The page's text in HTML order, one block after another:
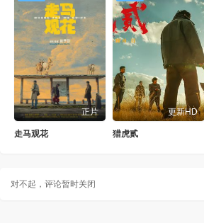
正片
走马观花
更新HD
猎虎贰
对不起，评论暂时关闭